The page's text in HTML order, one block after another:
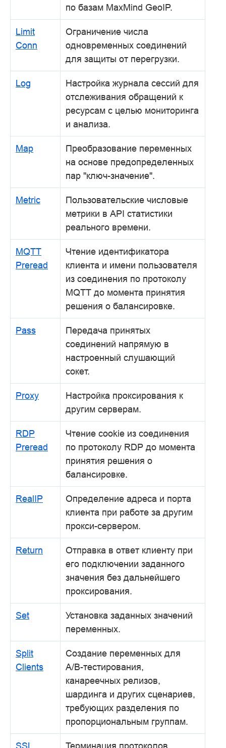
по базам MaxMind GeoIP.
Limit
Conn
Ограничение числа
одновременных соединений
для защиты от перегрузки.
Log
Настройка журнала сессий для
отслеживания обращений к
ресурсам с целью мониторинга
и анализа.
Map
Преобразование переменных
на основе предопределенных
пар "ключ-значение".
Metric
Пользовательские числовые
метрики в API статистики
реального времени.
MQTT
Preread
Чтение идентификатора
клиента и имени пользователя
из соединения по протоколу
MQTT до момента принятия
решения о балансировке.
Pass
Передача принятых
соединений напрямую в
настроенный слушающий
сокет.
Proxy
Настройка проксирования к
другим серверам.
RDP
Preread
Чтение cookie из соединения
по протоколу RDP до момента
принятия решения о
балансировке.
RealIP
Определение адреса и порта
клиента при работе за другим
прокси-сервером.
Return
Отправка в ответ клиенту при
его подключении заданного
значения без дальнейшего
проксирования.
Set
Установка заданных значений
переменных.
Split
Clients
Создание переменных для
A/B-тестирования,
канареечных релизов,
шардинга и других сценариев,
требующих разделения по
пропорциональным группам.
SSL Терминация протоколов